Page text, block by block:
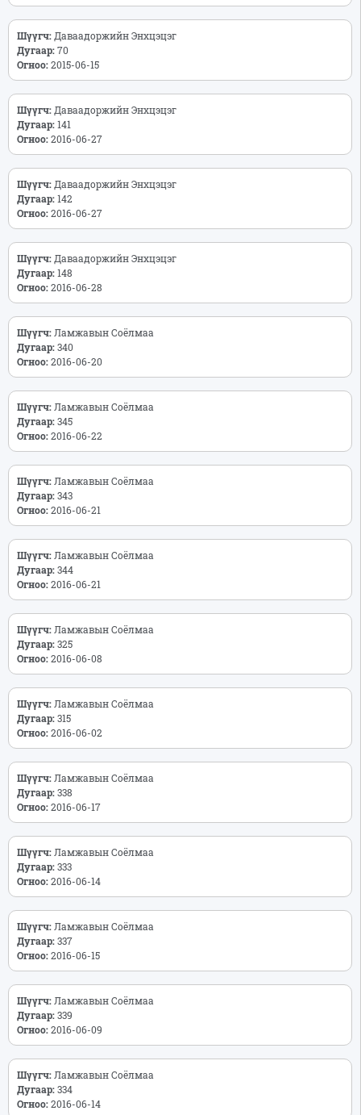
Шүүгч: Даваадоржийн Энхцэцэг
Дугаар:70
Огноо:2015-06-15
Шүүгч: Даваадоржийн Энхцэцэг
Дугаар:141
Огноо:2016-06-27
Шүүгч: Даваадоржийн Энхцэцэг
Дугаар:142
Огноо:2016-06-27
Шүүгч: Даваадоржийн Энхцэцэг
Дугаар:148
Огноо:2016-06-28
Шүүгч: Ламжавын Соёлмаа
Дугаар:340
Огноо:2016-06-20
Шүүгч: Ламжавын Соёлмаа
Дугаар:345
Огноо:2016-06-22
Шүүгч: Ламжавын Соёлмаа
Дугаар:343
Огноо:2016-06-21
Шүүгч: Ламжавын Соёлмаа
Дугаар:344
Огноо:2016-06-21
Шүүгч: Ламжавын Соёлмаа
Дугаар:325
Огноо:2016-06-08
Шүүгч: Ламжавын Соёлмаа
Дугаар:315
Огноо:2016-06-02
Шүүгч: Ламжавын Соёлмаа
Дугаар:338
Огноо:2016-06-17
Шүүгч: Ламжавын Соёлмаа
Дугаар:333
Огноо:2016-06-14
Шүүгч: Ламжавын Соёлмаа
Дугаар:337
Огноо:2016-06-15
Шүүгч: Ламжавын Соёлмаа
Дугаар:339
Огноо:2016-06-09
Шүүгч: Ламжавын Соёлмаа
Дугаар:334
Огноо:2016-06-14